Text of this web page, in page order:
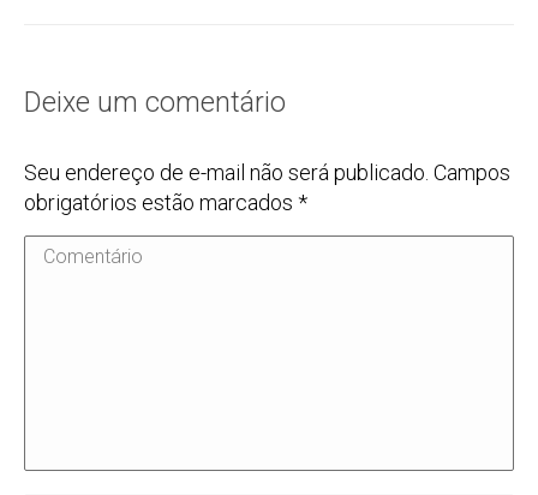
Deixe um comentário
Seu endereço de e-mail não será publicado. Campos
obrigatórios estão marcados *
Comentário